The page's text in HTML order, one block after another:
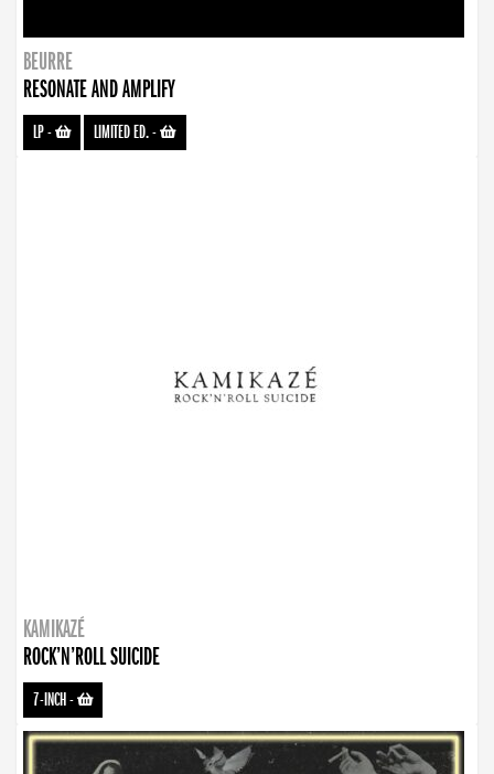
BEURRE
RESONATE AND AMPLIFY
LP- LIMITED ED.-
KAMIKAZÉ
ROCK’N’ROLL SUICIDE
7-INCH-